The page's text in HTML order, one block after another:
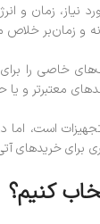
نیاز، زمان و
و زمان‌بر
خاصی را
معتبرتر و یا
است،
برای خریدهای
کنیم؟